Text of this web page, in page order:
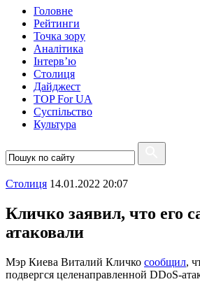
Головне
Рейтинги
Точка зору
Аналітика
Інтерв’ю
Столиця
Дайджест
TOP For UA
Суспiльство
Культура
Столиця 14.01.2022 20:07
Кличко заявил, что его
атаковали
Мэр Киева Виталий Кличко сообщил,
подвергся целенаправленной DDoS-